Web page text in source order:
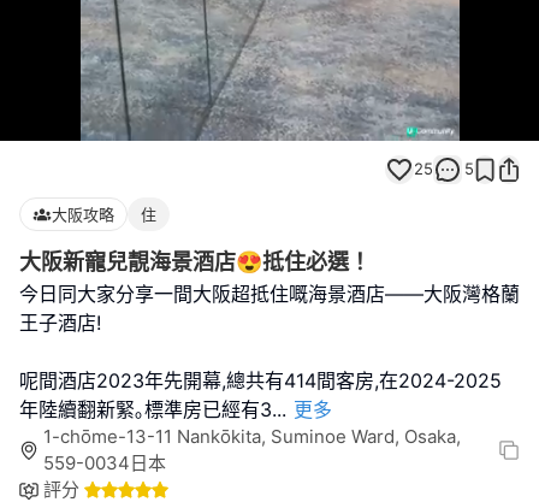
Loaded:
100.00%
25 5
大阪攻略 住
大阪新寵兒靚海景酒店😍抵住必選！
今日同大家分享一間大阪超抵住嘅海景酒店——大阪灣格蘭
王子酒店!
呢間酒店2023年先開幕,總共有414間客房,在2024-2025
年陸續翻新緊｡標準房已經有3... 更多
1-chōme-13-11 Nankōkita, Suminoe Ward, Osaka,
559-0034日本
評分